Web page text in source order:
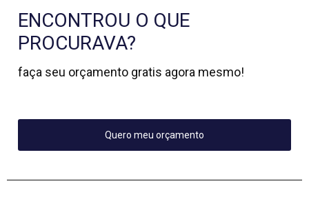
ENCONTROU O QUE
PROCURAVA?
faça seu orçamento gratis agora mesmo!
Quero meu orçamento